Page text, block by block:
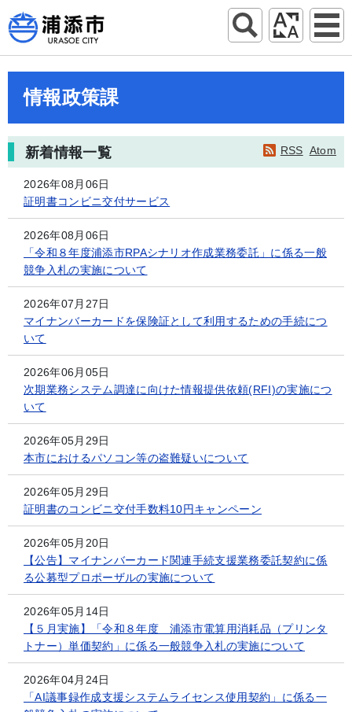
情報政策課
RSS Atom
新着情報一覧
2026年08月06日
証明書コンビニ交付サービス
2026年08月06日
「令和８年度浦添市RPAシナリオ作成業務委託」に係る一般
競争入札の実施について
2026年07月27日
マイナンバーカードを保険証として利用するための手続につ
いて
2026年06月05日
次期業務システム調達に向けた情報提供依頼(RFI)の実施につ
いて
2026年05月29日
本市におけるパソコン等の盗難疑いについて
2026年05月29日
証明書のコンビニ交付手数料10円キャンペーン
2026年05月20日
【公告】マイナンバーカード関連手続支援業務委託契約に係
る公募型プロポーザルの実施について
2026年05月14日
【５月実施】「令和８年度 浦添市電算用消耗品（プリンタ
トナー）単価契約」に係る一般競争入札の実施について
2026年04月24日
「AI議事録作成支援システムライセンス使用契約」に係る一